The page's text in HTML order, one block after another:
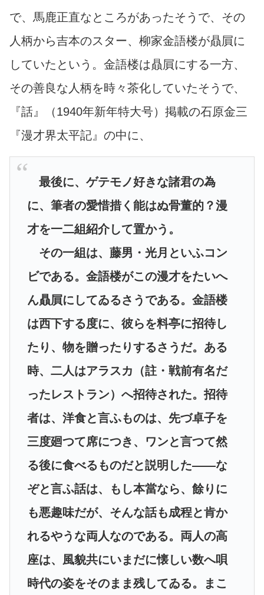
で、馬鹿正直なところがあったそうで、その
人柄から吉本のスター、柳家金語楼が贔屓に
していたという。金語楼は贔屓にする一方、
その善良な人柄を時々茶化していたそうで、
『話』（1940年新年特大号）掲載の石原金三
『漫才界太平記』の中に、
最後に、ゲテモノ好きな諸君の為
に、筆者の愛惜措く能はぬ骨董的？漫
才を一二組紹介して置かう。
その一組は、藤男・光月といふコン
ビである。金語楼がこの漫才をたいへ
ん贔屓にしてゐるさうである。金語楼
は西下する度に、彼らを料亭に招待し
たり、物を贈ったりするさうだ。ある
時、二人はアラスカ（註・戦前有名だ
ったレストラン）へ招待された。招待
者は、洋食と言ふものは、先づ卓子を
三度廻つて席につき、ワンと言つて然
る後に食べるものだと説明した――な
ぞと言ふ話は、もし本當なら、餘りに
も悪趣味だが、そんな話も成程と肯か
れるやうな両人なのである。両人の高
座は、風貌共にいまだに懐しい数へ唄
時代の姿をそのまま残してゐる。まこ